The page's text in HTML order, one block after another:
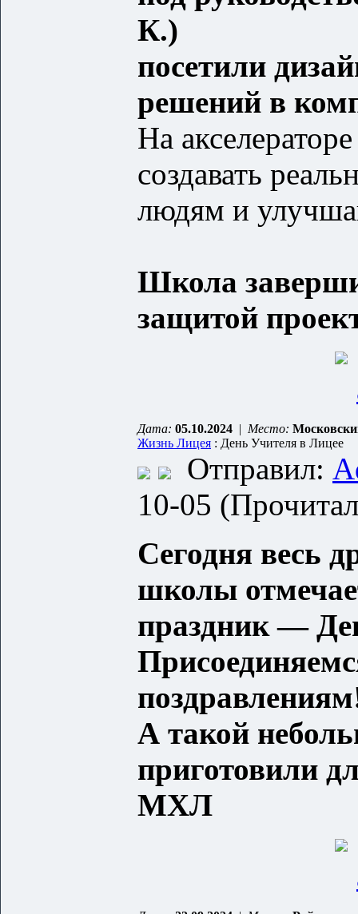
К.)
посетили
решений в
На
создавать
людям и
Школа
защитой
Дата: 05.10.2024 | Место:
Жизнь Лицея : День Учителя в Лицее
Отправил:
10-05
Сегодня весь
школы
праздник —
А такой
приготовили
МХЛ